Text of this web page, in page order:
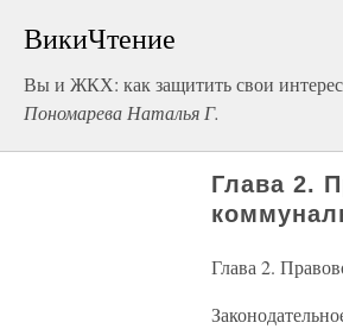
ВикиЧтение
Вы и ЖКХ: как защитить свои
Пономарева Наталья Г.
Глава 2.
Глава 2.